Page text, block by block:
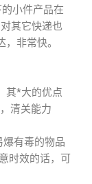
小件产品在
其它快递也
非常快。
其*大的优点
清关能力
爆有毒的物品
时效的话，可